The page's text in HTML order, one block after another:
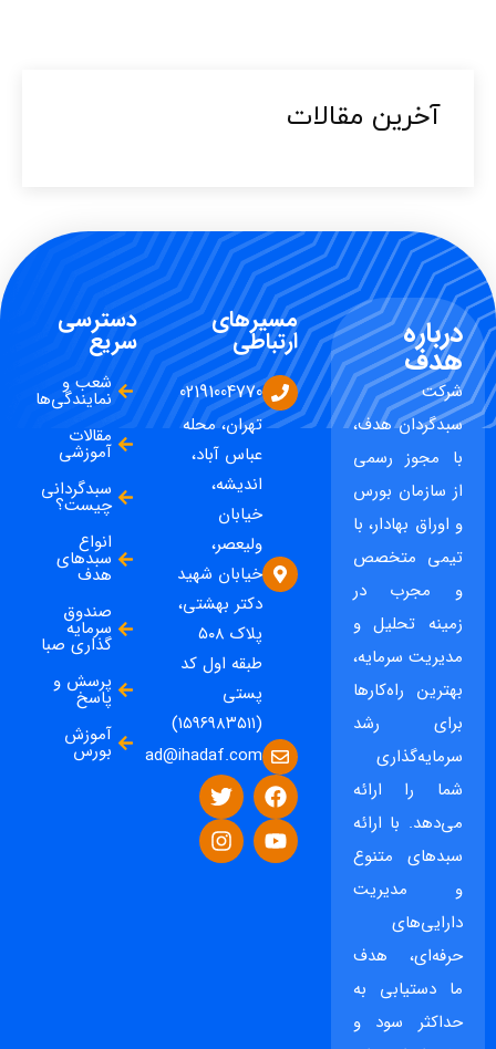
آخرین مقالات​
درباره
هدف
شرکت
سبدگردان هدف،
با مجوز رسمی
از سازمان بورس
و اوراق بهادار، با
تیمی متخصص
و مجرب در
زمینه تحلیل و
مدیریت سرمایه،
بهترین راه‌کارها
برای رشد
سرمایه‌گذاری
شما را ارائه
می‌دهد. با ارائه
سبدهای متنوع
و مدیریت
دارایی‌های
حرفه‌ای، هدف
ما دستیابی به
حداکثر سود و
مسیرهای
ارتباطی
02191004770
تهران، محله
عباس آباد،
اندیشه،
خیابان
ولیعصر،
خیابان شهید
دکتر بهشتی،
پلاک ۵۰۸
طبقه اول کد
پستی
(۱۵۹۶۹۸۳۵۱۱)
ad@ihadaf.com
دسترسی
سریع
شعب و
نمایندگی‌ها
مقالات
آموزشی
سبدگردانی
چیست؟
انواع
سبدهای
هدف
صندوق
سرمایه
گذاری صبا
پرسش و
پاسخ
آموزش
بورس